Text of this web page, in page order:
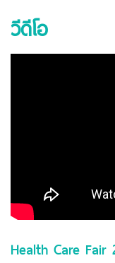
วีดีโอ
Health Care Fair